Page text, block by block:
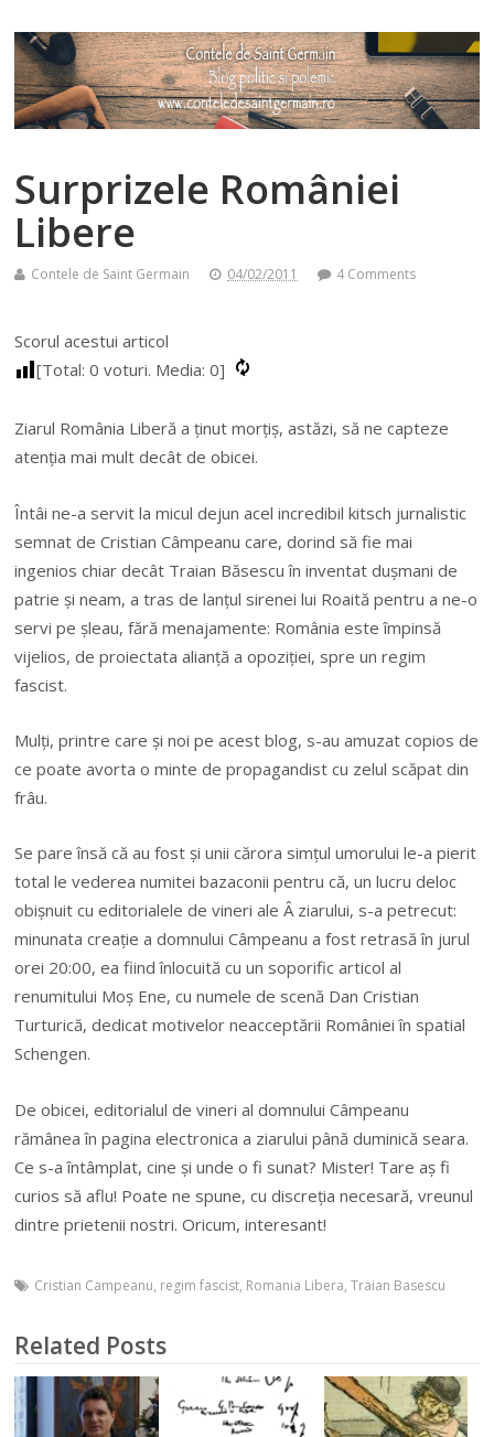
Surprizele României
Libere
Contele de Saint Germain 04/02/2011 4 Comments
Scorul acestui articol
[Total:0 voturi. Media:0]
Ziarul România Liberă a ținut morțiș, astăzi, să ne capteze
atenția mai mult decât de obicei.
Întâi ne-a servit la micul dejun acel incredibil kitsch jurnalistic
semnat de Cristian Câmpeanu care, dorind să fie mai
ingenios chiar decât Traian Băsescu în inventat dușmani de
patrie și neam, a tras de lanțul sirenei lui Roaită pentru a ne-o
servi pe șleau, fără menajamente: România este împinsă
vijelios, de proiectata alianță a opoziției, spre un regim
fascist.
Mulți, printre care și noi pe acest blog, s-au amuzat copios de
ce poate avorta o minte de propagandist cu zelul scăpat din
frâu.
Se pare însă că au fost și unii cărora simțul umorului le-a pierit
total le vederea numitei bazaconii pentru că, un lucru deloc
obișnuit cu editorialele de vineri ale Â ziarului, s-a petrecut:
minunata creație a domnului Câmpeanu a fost retrasă în jurul
orei 20:00, ea fiind înlocuită cu un soporific articol al
renumitului Moș Ene, cu numele de scenă Dan Cristian
Turturică, dedicat motivelor neacceptării României în spatial
Schengen.
De obicei, editorialul de vineri al domnului Câmpeanu
rămânea în pagina electronica a ziarului până duminică seara.
Ce s-a întâmplat, cine și unde o fi sunat? Mister! Tare aș fi
curios să aflu! Poate ne spune, cu discreția necesară, vreunul
dintre prietenii nostri. Oricum, interesant!
Cristian Campeanu, regim fascist, Romania Libera,Traian Basescu
Related Posts